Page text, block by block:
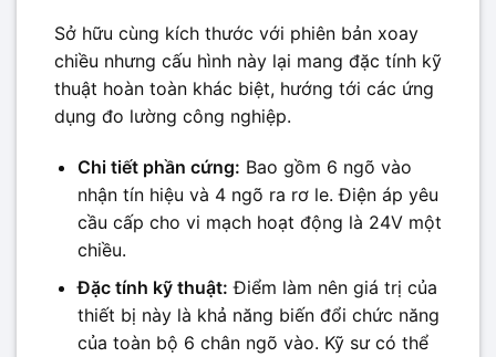
Sở hữu cùng kích thước với phiên bản xoay
chiều nhưng cấu hình này lại mang đặc tính kỹ
thuật hoàn toàn khác biệt, hướng tới các ứng
dụng đo lường công nghiệp.
Chi tiết phần cứng: Bao gồm 6 ngõ vào
nhận tín hiệu và 4 ngõ ra rơ le. Điện áp yêu
cầu cấp cho vi mạch hoạt động là 24V một
chiều.
Đặc tính kỹ thuật: Điểm làm nên giá trị của
thiết bị này là khả năng biến đổi chức năng
của toàn bộ 6 chân ngõ vào. Kỹ sư có thể